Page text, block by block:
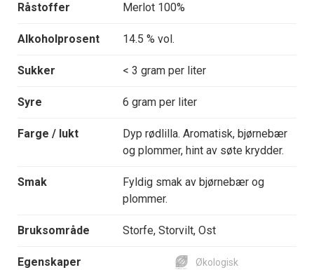
Råstoffer Merlot 100%
Alkoholprosent 14.5 % vol.
Sukker < 3 gram per liter
Syre 6 gram per liter
Farge / lukt
Dyp rødlilla. Aromatisk, bjørnebær
og plommer, hint av søte krydder.
Smak
Fyldig smak av bjørnebær og
plommer.
Bruksområde Storfe, Storvilt, Ost
Egenskaper Økologisk